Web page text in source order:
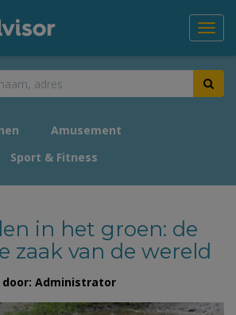
Amusement
Sport & Fitness
in het groen: de
zaak van de wereld
door: Administrator